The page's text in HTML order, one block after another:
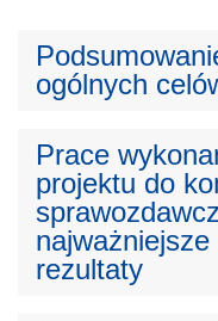
ogólnych
Prace
projektu do
rezultaty